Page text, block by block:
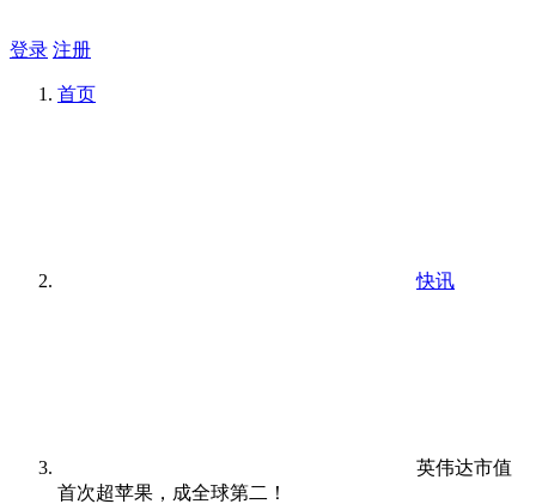
登录 注册
首页
快讯
英伟达市值
首次超苹果，成全球第二！